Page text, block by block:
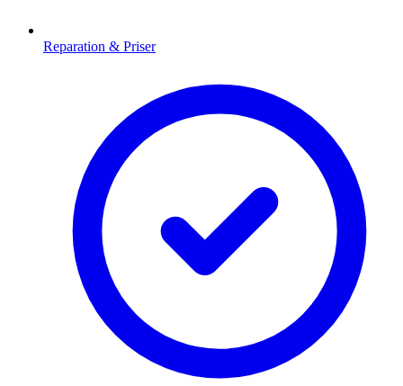
Reparation & Priser